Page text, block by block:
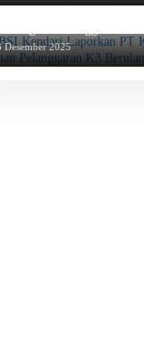
Desember 2025